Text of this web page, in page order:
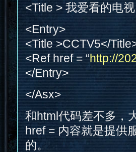
<Title > 我爱看的电
<Entry>
<Title >CCTV5</
<Ref href = “http://
</Entry>
</Asx>
和html代码差不多，
href = 内容就是提供
的。